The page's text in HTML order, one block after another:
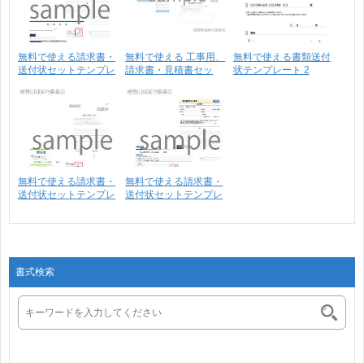
無料で使える請求書・
送付状セットテンプレ
無料で使える 工事用、
請求書・見積書セッ
無料で使える書類送付
状テンプレート 2
無料で使える請求書・
送付状セットテンプレ
無料で使える請求書・
送付状セットテンプレ
書式検索